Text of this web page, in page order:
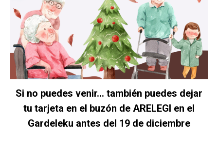
Si no puedes venir... también puedes dejar
tu tarjeta en el buzón de ARELEGI en el
Gardeleku antes del 19 de diciembre